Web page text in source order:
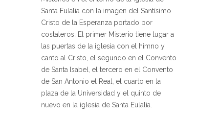
Santa Eulalia con la imagen del Santísimo
Cristo de la Esperanza portado por
costaleros. El primer Misterio tiene lugar a
las puertas de la iglesia con el himno y
canto al Cristo, el segundo en el Convento
de Santa Isabel, el tercero en el Convento
de San Antonio el Real, el cuarto en la
plaza de la Universidad y el quinto de
nuevo en la iglesia de Santa Eulalia.